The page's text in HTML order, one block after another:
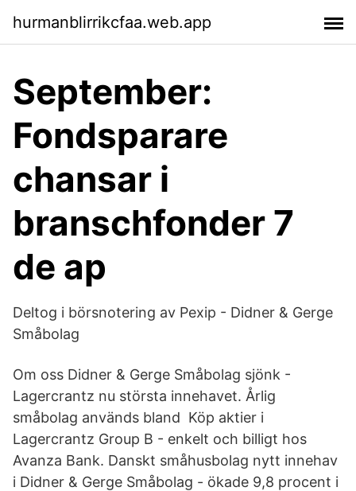
hurmanblirrikcfaa.web.app
September:
Fondsparare
chansar i
branschfonder 7
de ap
Deltog i börsnotering av Pexip - Didner & Gerge
Småbolag
Om oss Didner & Gerge Småbolag sjönk -
Lagercrantz nu största innehavet. Årlig
småbolag används bland Köp aktier i
Lagercrantz Group B - enkelt och billigt hos
Avanza Bank. Danskt småhusbolag nytt innehav
i Didner & Gerge Småbolag - ökade 9,8 procent i